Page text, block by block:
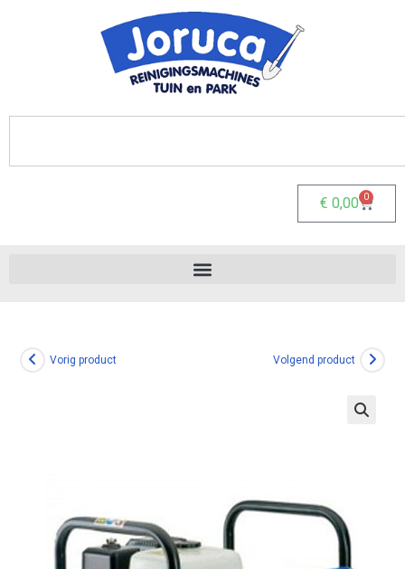
€ 0,00 0
Vorig product Volgend product